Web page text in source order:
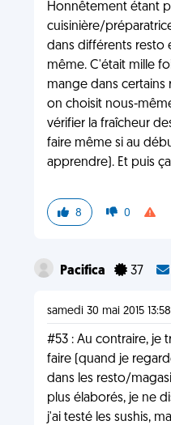
Honnêtement étant
cuisinière/
dans différents resto
même. C'était mille
mange dans certains
on choisit nous-
vérifier la fraîcheur
faire même si au
apprendre). Et puis
8 0
Pacifica 37
samedi 30 mai 2015 13:58
#53 : Au contraire, je
faire (quand je
dans les resto/
plus élaborés, je ne
j'ai testé les sushis,